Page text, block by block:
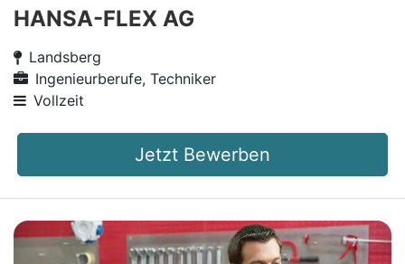
HANSA-FLEX AG
Landsberg
Ingenieurberufe, Techniker
Vollzeit
Jetzt Bewerben